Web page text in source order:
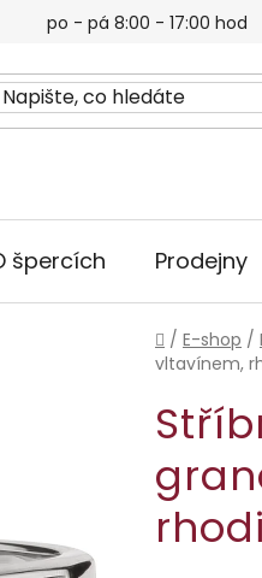
po - pá 8:00 - 17:00 hod
špercích Prodejny
Domů
/ E-shop /
vltavínem,